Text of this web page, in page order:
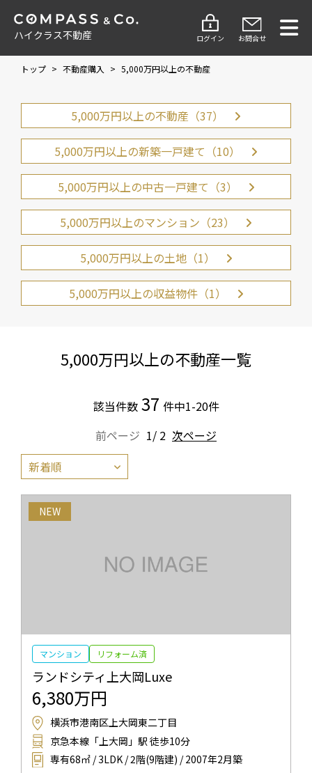
ハイクラス不動産 ログイン お問合せ
トップ > 不動産購入 > 5,000万円以上の不動産
5,000万円以上の不動産（37）
5,000万円以上の新築一戸建て（10）
5,000万円以上の中古一戸建て（3）
5,000万円以上のマンション（23）
5,000万円以上の土地（1）
5,000万円以上の収益物件（1）
5,000万円以上の不動産一覧
該当件数 37 件中1-20件
前ページ 1/ 2 次ページ
NEW
マンション リフォーム済
ランドシティ上大岡Luxe
6,380万円
横浜市港南区上大岡東二丁目
京急本線「上大岡」駅 徒歩10分
専有68㎡ / 3LDK / 2階(9階建) / 2007年2月築